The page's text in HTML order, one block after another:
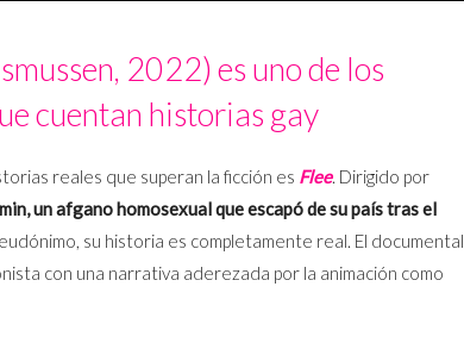
2022) es uno de los
cuentan historias gay
reales que superan la ficción es Flee. Dirigido por
un afgano homosexual que escapó de su país tras el
su historia es completamente real. El documental
con una narrativa aderezada por la animación como